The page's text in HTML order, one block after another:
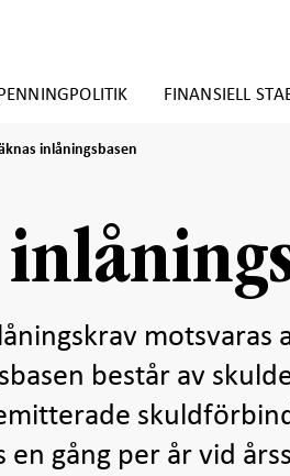
FINANSIELL
inlåningsbasen
motsvaras
består av
gång per år vid